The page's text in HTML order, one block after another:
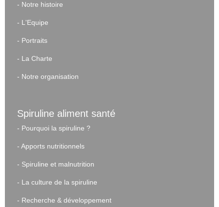
- Notre histoire
- L'Equipe
- Portraits
- La Charte
- Notre organisation
Spiruline aliment santé
- Pourquoi la spiruline ?
- Apports nutritionnels
- Spiruline et malnutrition
- La culture de la spiruline
- Recherche & développement